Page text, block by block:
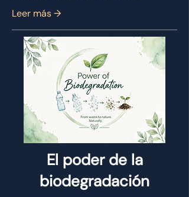
Leer más →
El poder de la
biodegradación